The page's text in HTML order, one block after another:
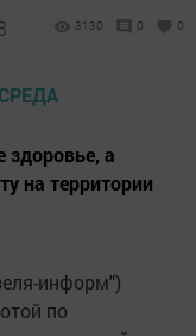
3130 0 0
здоровье, а
на территории
информ")
по